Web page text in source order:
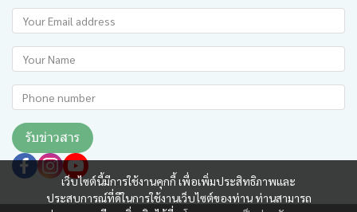
เว็บไซต์นี้มีการใช้งานคุกกี้ เพื่อเพิ่มประสิทธิภาพและ
ประสบการณ์ที่ดีในการใช้งานเว็บไซต์ของท่าน ท่านสามารถ
รับข่าวสาร